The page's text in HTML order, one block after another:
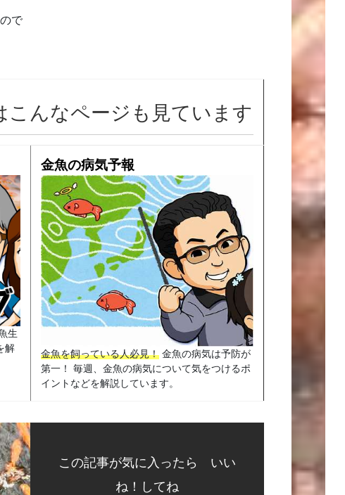
で
こんなページも見ています
生
解
金魚の病気予報
金魚を飼っている人必見！ 金魚の病気は予防が
第一！ 毎週、金魚の病気について気をつけるポ
イントなどを解説しています。
この記事が気に入ったら いい
ね！してね